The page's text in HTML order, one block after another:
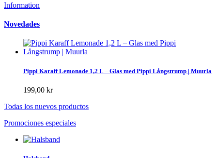
Information
Novedades
Pippi Karaff Lemonade 1,2 L – Glas med Pippi Långstrump | Muurla
199,00 kr
Todas los nuevos productos
Promociones especiales